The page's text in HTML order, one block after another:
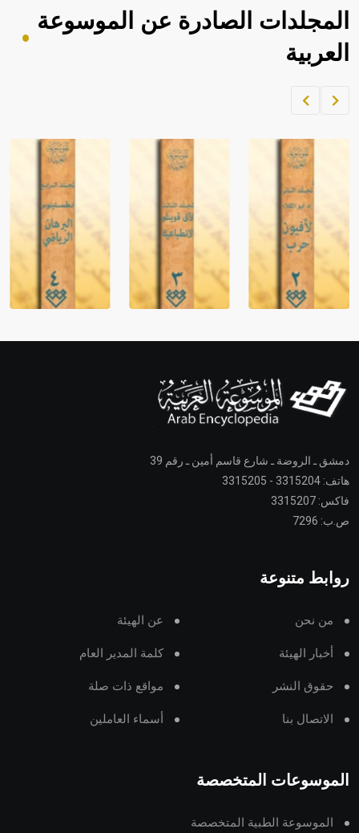
المجلدات الصادرة عن الموسوعة
العربية
دمشق ـ الروضة ـ شارع قاسم أمين ـ رقم 39
هاتف: 3315204 - 3315205
فاكس: 3315207
ص.ب: 7296
روابط متنوعة
من نحن عن الهيئة
أخبار الهيئة كلمة المدير العام
حقوق النشر مواقع ذات صلة
الاتصال بنا أسماء العاملين
الموسوعات المتخصصة
الموسوعة الطبية المتخصصة